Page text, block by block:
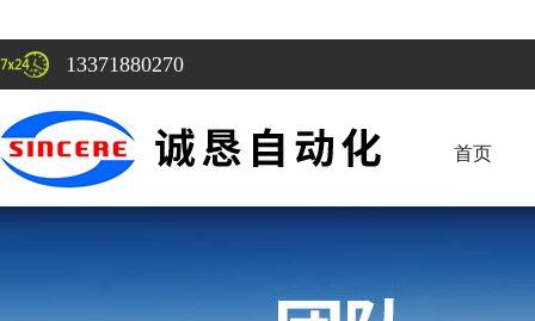
13371880270
首页